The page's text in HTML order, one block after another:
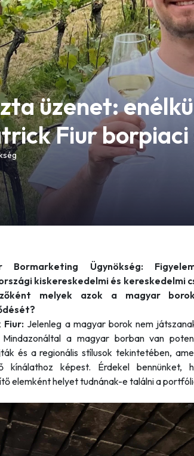
üzenet:
Fiur
Bormarketing Ügynökség:
kiskereskedelmi és kereskedelmi
melyek azok a magyar
Fiur: Jelenleg a magyar borok nem
Mindazonáltal a magyar borban van
és a regionális stílusok tekintetében,
kínálathoz képest. Érdekel
elemként helyet tudnának-e találni a